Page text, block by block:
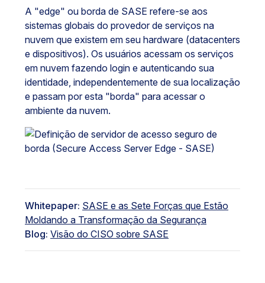
A "edge" ou borda de SASE refere-se aos
sistemas globais do provedor de serviços na
nuvem que existem em seu hardware (datacenters
e dispositivos). Os usuários acessam os serviços
em nuvem fazendo login e autenticando sua
identidade, independentemente de sua localização
e passam por esta "borda" para acessar o
ambiente da nuvem.
Whitepaper: SASE e as Sete Forças que Estão
Moldando a Transformação da Segurança
Blog: Visão do CISO sobre SASE